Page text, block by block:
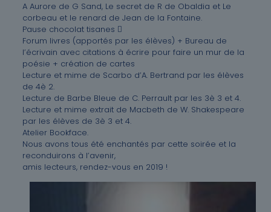
A Aurore de G Sand, Le secret de R de Obaldia et Le
corbeau et le renard de Jean de la Fontaine.
Pause chocolat tisanes 
Forum livres (apportés par les élèves) + Bureau de
l’écrivain avec citations à écrire pour faire un mur de la
poésie + création de cartes
Lecture et mime de Scarbo d’A. Bertrand par les élèves
de 4è 2.
Lecture de Barbe Bleue de C. Perrault par les 3è 3 et 4.
Lecture et mime extrait de Macbeth de W. Shakespeare
par les élèves de 3è 3 et 4.
Atelier Bookface.
Nous avons tous été enchantés par cette soirée et la
reconduirons à l’avenir,
amis lecteurs, rendez-vous en 2019 !